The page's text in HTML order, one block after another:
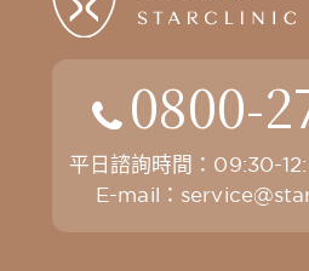
0800-
平日諮詢時間：09:30-
E-mail：